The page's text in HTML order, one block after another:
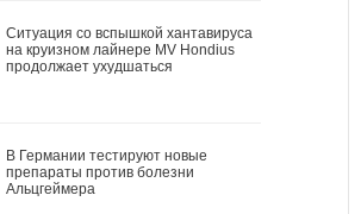
Ситуация со вспышкой хантавируса
на круизном лайнере MV Hondius
продолжает ухудшаться
В Германии тестируют новые
препараты против болезни
Альцгеймера